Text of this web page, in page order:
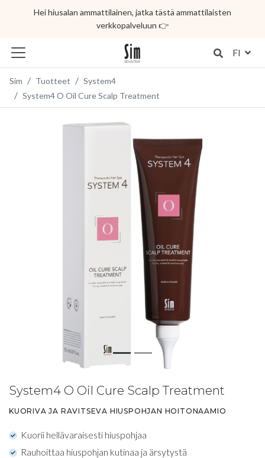
Hei hiusalan ammattilainen, jatka tästä ammattilaisten
verkkopalveluun 👉
FI
Sim Tuotteet
System4
System4 O Oil Cure Scalp Treatment
System4 O Oil Cure Scalp Treatment
KUORIVA JA RAVITSEVA HIUSPOHJAN HOITONAAMIO
Kuorii hellävaraisesti hiuspohjaa
Rauhoittaa hiuspohjan kutinaa ja ärsytystä